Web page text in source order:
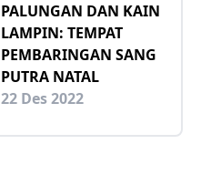
PALUNGAN DAN KAIN
LAMPIN: TEMPAT
PEMBARINGAN SANG
PUTRA NATAL
22 Des 2022